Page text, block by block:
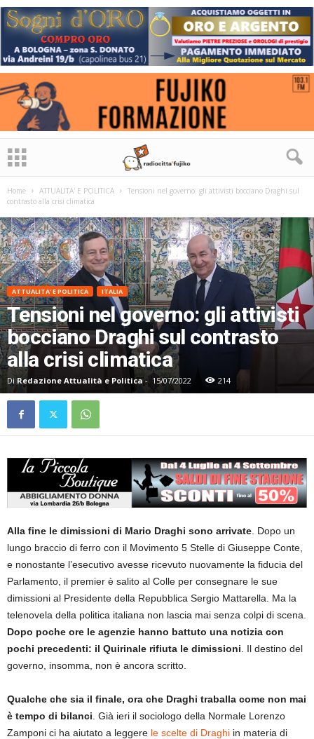
Home ATTUALITA' E POLITICA
Tensioni nel governo: gli attivisti bocciano Draghi sul
contrasto alla crisi climatica
ATTUALITA' E POLITICA ITALIA
Tensioni nel governo: gli attivisti
bocciano Draghi sul contrasto
alla crisi climatica
Di Redazione Attualità e Politica- 15/07/2022 214
Alla fine le dimissioni di Mario Draghi sono arrivate . Dopo un
lungo braccio di ferro con il Movimento 5 Stelle di Giuseppe Conte,
e nonostante l’esecutivo avesse ricevuto nuovamente la fiducia del
Parlamento, il premier è salito al Colle per consegnare le sue
dimissioni al Presidente della Repubblica Sergio Mattarella. Ma la
telenovela della politica italiana non lascia mai senza colpi di scena.
Dopo poche ore le agenzie hanno battuto una notizia con
pochi precedenti: il Quirinale rifiuta le dimissioni . Il destino del
governo, insomma, non è ancora scritto.
Qualche che sia il finale, ora che Draghi traballa come non mai
è tempo di bilanci . Già ieri il sociologo della Normale Lorenzo
Zamponi ci ha aiutato a leggere le scelte di Draghi in materia di